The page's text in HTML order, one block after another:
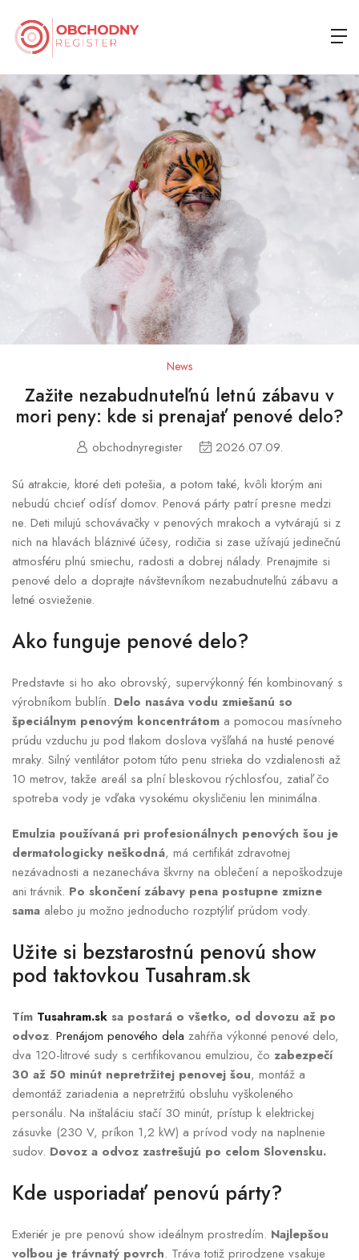
News
Zažite nezabudnuteľnú letnú zábavu v
mori peny: kde si prenajať penové delo?
obchodnyregister 2026.07.09.
Sú atrakcie, ktoré deti potešia, a potom také, kvôli ktorým ani
nebudú chcieť odísť domov. Penová párty patrí presne medzi
ne. Deti milujú schovávačky v penových mrakoch a vytvárajú si z
nich na hlavách bláznivé účesy, rodičia si zase užívajú jedinečnú
atmosféru plnú smiechu, radosti a dobrej nálady. Prenajmite si
penové delo a doprajte návštevníkom nezabudnuteľnú zábavu a
letné osvieženie.
Ako funguje penové delo?
Predstavte si ho ako obrovský, supervýkonný fén kombinovaný s
výrobníkom bublín. Delo nasáva vodu zmiešanú so
špeciálnym penovým koncentrátom a pomocou masívneho
prúdu vzduchu ju pod tlakom doslova vyšľahá na husté penové
mraky. Silný ventilátor potom túto penu strieka do vzdialenosti až
10 metrov, takže areál sa plní bleskovou rýchlosťou, zatiaľ čo
spotreba vody je vďaka vysokému okysličeniu len minimálna.
Emulzia používaná pri profesionálnych penových šou je
dermatologicky neškodná, má certifikát zdravotnej
nezávadnosti a nezanecháva škvrny na oblečení a nepoškodzuje
ani trávnik. Po skončení zábavy pena postupne zmizne
sama alebo ju možno jednoducho rozptýliť prúdom vody.
Užite si bezstarostnú penovú show
pod taktovkou Tusahram.sk
Tím Tusahram.sk sa postará o všetko, od dovozu až po
odvoz. Prenájom penového dela zahŕňa výkonné penové delo,
dva 120-litrové sudy s certifikovanou emulziou, čo zabezpečí
30 až 50 minút nepretržitej penovej šou, montáž a
demontáž zariadenia a nepretržitú obsluhu vyškoleného
personálu. Na inštaláciu stačí 30 minút, prístup k elektrickej
zásuvke (230 V, príkon 1,2 kW) a prívod vody na naplnenie
sudov. Dovoz a odvoz zastrešujú po celom Slovensku.
Kde usporiadať penovú párty?
Exteriér je pre penovú show ideálnym prostredím. Najlepšou
voľbou je trávnatý povrch. Tráva totiž prirodzene vsakuje